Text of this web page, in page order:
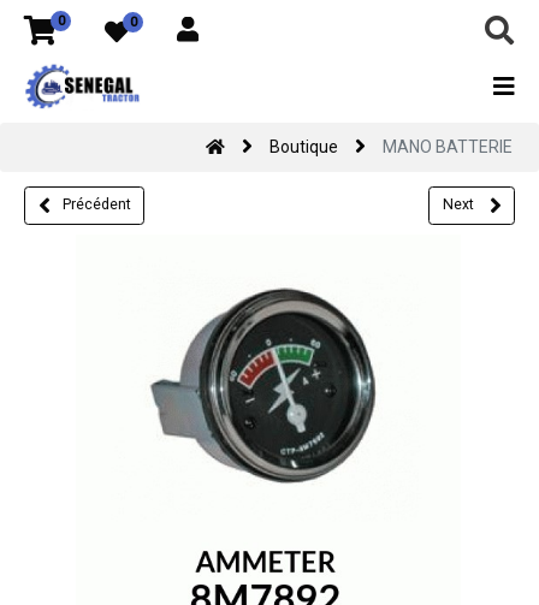
0 0
Boutique MANO BATTERIE
Précédent Next